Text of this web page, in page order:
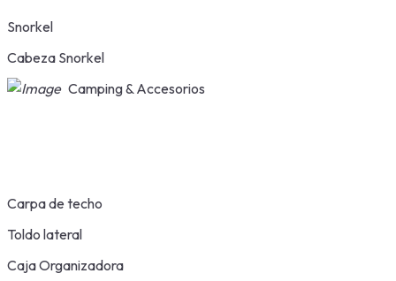
Snorkel
Cabeza Snorkel
Camping & Accesorios
Carpa de techo
Toldo lateral
Caja Organizadora